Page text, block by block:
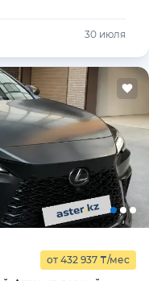
30 июля
от 432 937 ₸/мес